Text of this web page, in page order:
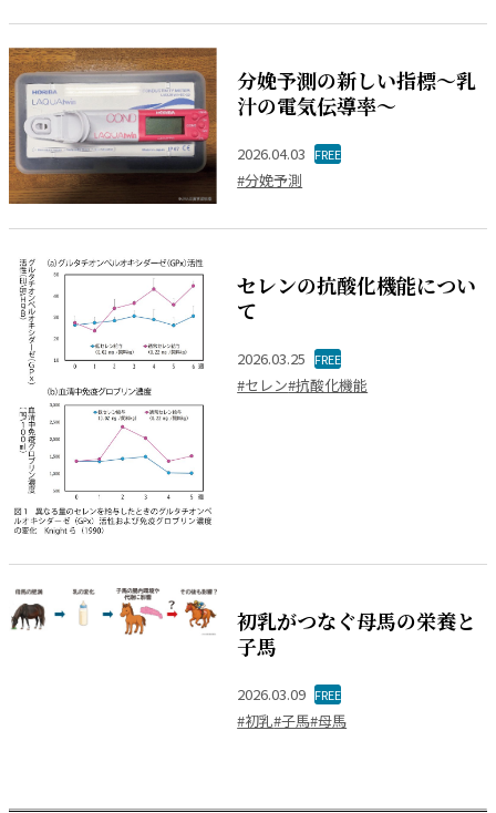
分娩予測の新しい指標～乳
汁の電気伝導率～
2026.04.03 FREE
#分娩予測
セレンの抗酸化機能につい
て
2026.03.25 FREE
#セレン#抗酸化機能
初乳がつなぐ母馬の栄養と
子馬
2026.03.09 FREE
#初乳#子馬#母馬